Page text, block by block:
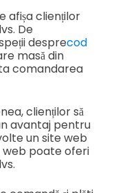
afișa clienților
De
desprecod
masă din
comandarea
clienților să
avantaj pentru
un site web
poate oferi